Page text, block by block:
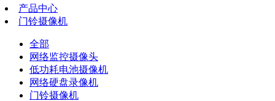
产品中心
门铃摄像机
全部
网络监控摄像头
低功耗电池摄像机
网络硬盘录像机
门铃摄像机